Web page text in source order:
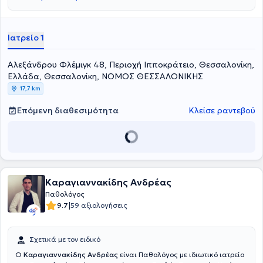
Ιατρείο 1
Αλεξάνδρου Φλέμιγκ 48, Περιοχή Ιπποκράτειο, Θεσσαλονίκη,
Ελλάδα, Θεσσαλονίκη, ΝΟΜΟΣ ΘΕΣΣΑΛΟΝΙΚΗΣ
17,7 km
Επόμενη διαθεσιμότητα Κλείσε ραντεβού
Καραγιαννακίδης Ανδρέας
Παθολόγος
9.7|59 αξιολογήσεις
Σχετικά με τον ειδικό
Ο Καραγιαννακίδης Ανδρέας είναι Παθολόγος με ιδιωτικό ιατρείο